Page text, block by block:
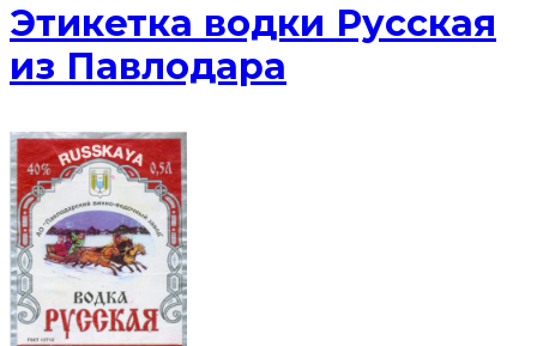
Этикетка водки Русская
из Павлодара